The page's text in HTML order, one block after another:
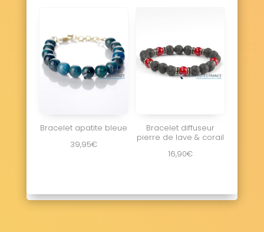
Bracelet apatite bleue
39,95€
Bracelet diffuseur
pierre de lave & corail
16,90€